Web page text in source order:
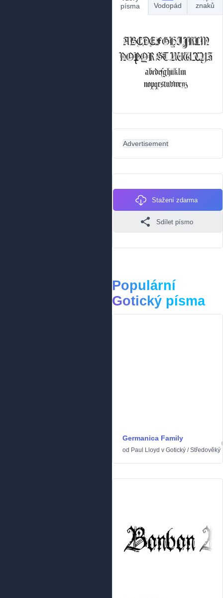
písma
Vodopád
znaků
Advertisement
Stažení zdarma
Sdílet písmo
Populární
Gotický písma
Germanica Family
od Paul Lloyd v Gotický /Středověký